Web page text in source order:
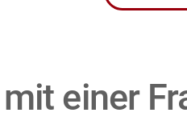
einer